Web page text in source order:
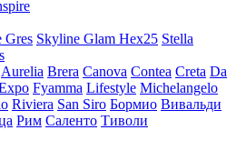
Gres Skyline Glam Hex25 Stella
Aurelia Brera Canova Contea Creta Da
Fyamma Lifestyle Michelangelo
Riviera San Siro Бормио Вивальди
Рим Саленто Тиволи